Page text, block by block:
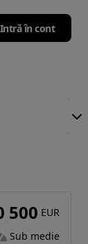
Intră în cont
500 EUR
Sub medie